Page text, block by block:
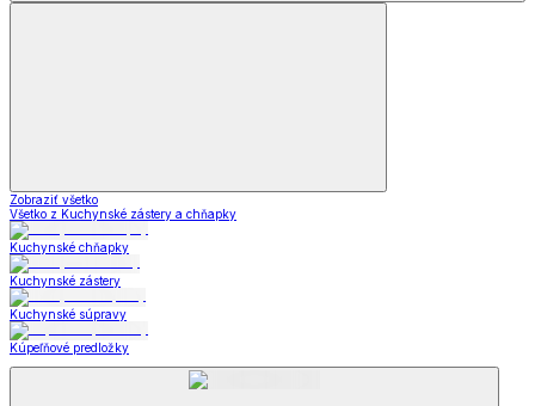
Zobraziť všetko
Všetko z Kuchynské zástery a chňapky
Kuchynské chňapky
Kuchynské zástery
Kuchynské súpravy
Kúpeľňové predložky